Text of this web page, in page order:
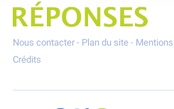
Projet Réponses - Réduire les
Nous contacter- Plan du site-
Crédits